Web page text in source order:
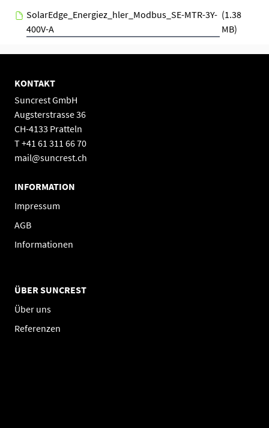
SolarEdge_Energiez_hler_Modbus_SE-MTR-3Y-
400V-A
(1.38
MB)
KONTAKT
Suncrest GmbH
Augsterstrasse 36
CH-4133 Pratteln
T +41 61 311 66 70
mail@suncrest.ch
INFORMATION
Impressum
AGB
Informationen
ÜBER SUNCREST
Über uns
Referenzen